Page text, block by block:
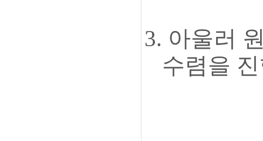
3. 아울러
수렴을